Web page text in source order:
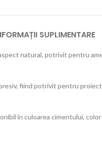
SUPLIMENTARE
natural, potrivit pentru
fiind potrivit pentru
în culoarea cimentului, color